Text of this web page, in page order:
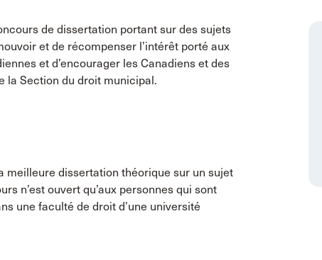
de dissertation portant sur des sujets
et de récompenser l’intérêt porté aux
et d’encourager les Canadiens et des
la Section du droit municipal.
meilleure dissertation théorique sur un sujet
n’est ouvert qu’aux personnes qui sont
une faculté de droit d’une université